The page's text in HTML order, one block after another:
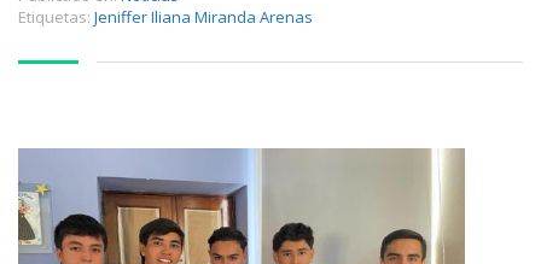
Etiquetas: Jeniffer Iliana Miranda Arenas